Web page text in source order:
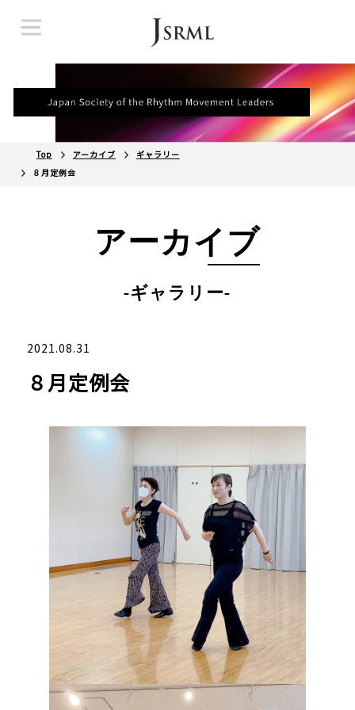
Top アーカイブ
ギャラリー
８月定例会
アーカイブ
-ギャラリー-
2021.08.31
８月定例会